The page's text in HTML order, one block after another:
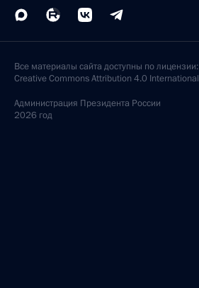
Все материалы сайта доступны по лицензии:
Creative Commons Attribution 4.0 International
Администрация Президента России
2026 год